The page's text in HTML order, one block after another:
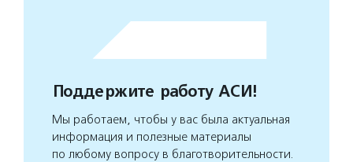
Поддержите работу АСИ!
Мы работаем, чтобы у вас была актуальная
информация и полезные материалы
по любому вопросу в благотворительности.